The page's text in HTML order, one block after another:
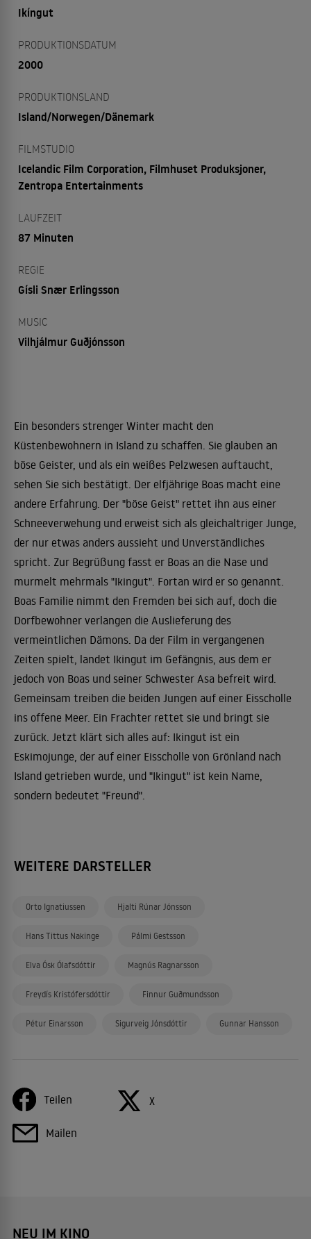
Ikíngut
PRODUKTIONSDATUM
2000
PRODUKTIONSLAND
Island/Norwegen/Dänemark
FILMSTUDIO
Icelandic Film Corporation, Filmhuset Produksjoner,
Zentropa Entertainments
LAUFZEIT
87 Minuten
REGIE
Gísli Snær Erlingsson
MUSIC
Vilhjálmur Guðjónsson
Ein besonders strenger Winter macht den
Küstenbewohnern in Island zu schaffen. Sie glauben an
böse Geister, und als ein weißes Pelzwesen auftaucht,
sehen Sie sich bestätigt. Der elfjährige Boas macht eine
andere Erfahrung. Der "böse Geist" rettet ihn aus einer
Schneeverwehung und erweist sich als gleichaltriger Junge,
der nur etwas anders aussieht und Unverständliches
spricht. Zur Begrüßung fasst er Boas an die Nase und
murmelt mehrmals "Ikingut". Fortan wird er so genannt.
Boas Familie nimmt den Fremden bei sich auf, doch die
Dorfbewohner verlangen die Auslieferung des
vermeintlichen Dämons. Da der Film in vergangenen
Zeiten spielt, landet Ikingut im Gefängnis, aus dem er
jedoch von Boas und seiner Schwester Asa befreit wird.
Gemeinsam treiben die beiden Jungen auf einer Eisscholle
ins offene Meer. Ein Frachter rettet sie und bringt sie
zurück. Jetzt klärt sich alles auf: Ikingut ist ein
Eskimojunge, der auf einer Eisscholle von Grönland nach
Island getrieben wurde, und "Ikingut" ist kein Name,
sondern bedeutet "Freund".
WEITERE DARSTELLER
Orto Ignatiussen Hjalti Rúnar Jónsson
Hans Tittus Nakinge Pálmi Gestsson
Elva Ósk Ólafsdóttir Magnús Ragnarsson
Freydís Kristófersdóttir Finnur Guðmundsson
Pétur Einarsson Sigurveig Jónsdóttir Gunnar Hansson
Teilen X
Mailen
NEU IM KINO